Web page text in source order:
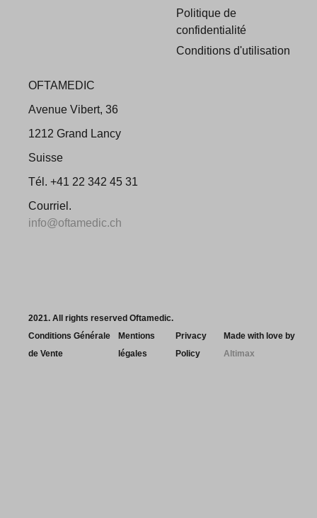
Politique de
confidentialité
Conditions d'utilisation
OFTAMEDIC
Avenue Vibert, 36
1212 Grand Lancy
Suisse
Tél. +41 22 342 45 31
Courriel.
info@oftamedic.ch
2021. All rights reserved Oftamedic.
Conditions Générale
de Vente
Mentions
légales
Privacy
Policy
Made with love by
Altimax